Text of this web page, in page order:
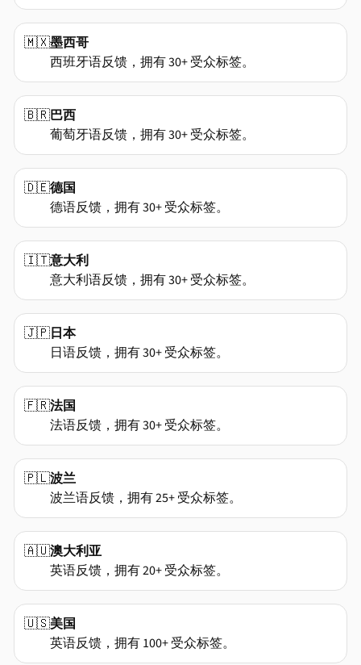
🇲🇽墨西哥
西班牙语反馈，拥有 30+ 受众标签。
🇧🇷巴西
葡萄牙语反馈，拥有 30+ 受众标签。
🇩🇪德国
德语反馈，拥有 30+ 受众标签。
🇮🇹意大利
意大利语反馈，拥有 30+ 受众标签。
🇯🇵日本
日语反馈，拥有 30+ 受众标签。
🇫🇷法国
法语反馈，拥有 30+ 受众标签。
🇵🇱波兰
波兰语反馈，拥有 25+ 受众标签。
🇦🇺澳大利亚
英语反馈，拥有 20+ 受众标签。
🇺🇸美国
英语反馈，拥有 100+ 受众标签。